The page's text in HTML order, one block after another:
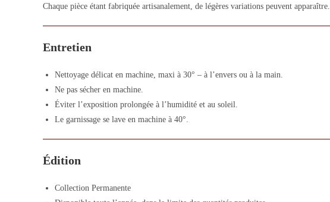
Chaque pièce étant fabriquée artisanalement, de légères variations peuvent
Entretien
Nettoyage délicat en machine, maxi à 30° – à l’envers ou à la main.
Ne pas sécher en machine.
Éviter l’exposition prolongée à l’humidité et au soleil.
Le garnissage se lave en machine à 40°.
Édition
Collection Permanente